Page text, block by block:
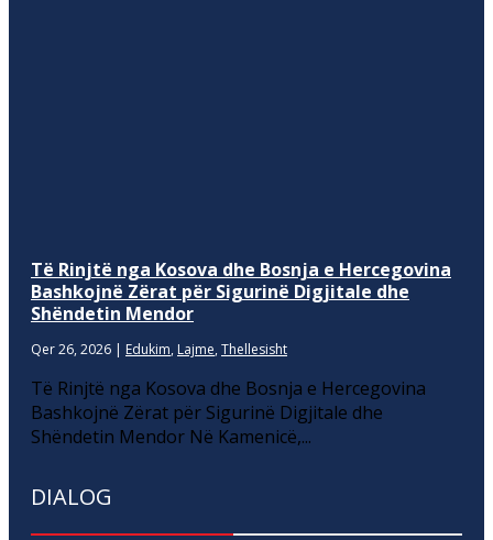
Të Rinjtë nga Kosova dhe Bosnja e Hercegovina
Bashkojnë Zërat për Sigurinë Digjitale dhe
Shëndetin Mendor
Qer 26, 2026 | Edukim, Lajme, Thellesisht
Të Rinjtë nga Kosova dhe Bosnja e Hercegovina
Bashkojnë Zërat për Sigurinë Digjitale dhe
Shëndetin Mendor Në Kamenicë,...
DIALOG